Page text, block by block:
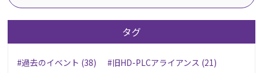
タグ
#過去のイベント (38)
#旧HD-PLCアライアンス (21)